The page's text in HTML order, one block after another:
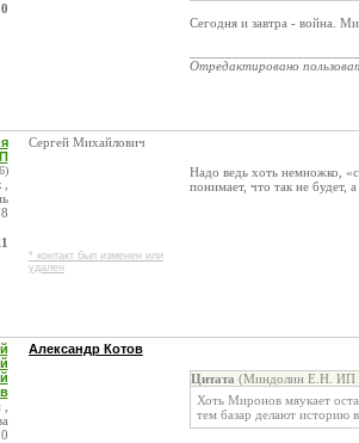
Сегодня и завтра - война.
Отредактировано
Сергей Михайлович
* контакт был изменен или
удален
Надо ведь хоть немножко,
понимает, что так не будет,
Александр Котов
Цитата (Миндолин Е.Н. ИП
Хоть Миронов мяукает
тем базар делают историю